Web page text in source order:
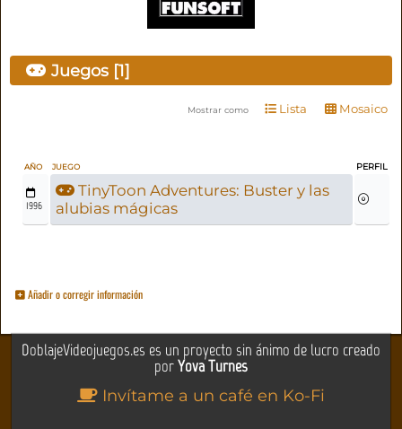
Juegos [1]
Mostrar como Lista Mosaico
AÑO JUEGO PERFIL
1996
TinyToon Adventures: Buster y las
alubias mágicas
Añadir o corregir información
DoblajeVideojuegos.es es un proyecto sin ánimo de lucro creado
porYova Turnes
Invítame a un café en Ko-Fi